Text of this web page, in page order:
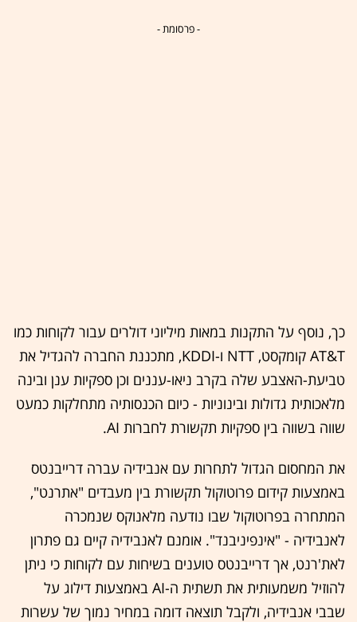
- פרסומת -
כך, נוסף על התקנות במאות מיליוני דולרים עבור לקוחות כמו
AT&T קומקסט, NTT ו-KDDI, מתכננת החברה להגדיל את
טביעת-האצבע שלה בקרב ניאו-עננים וכן ספקיות ענן ובינה
מלאכותית גדולות ובינוניות - כיום הכנסותיה מתחלקות כמעט
שווה בשווה בין ספקיות תקשורת לחברות AI.
את המחסום הגדול לתחרות עם אנבידיה עברה דרייבנטס
באמצעות קידום פרוטוקול תקשורת בין מעבדים "אתרנט",
המתחרה בפרוטוקול שבו נודעה מלאנוקס שנמכרה
לאנבידיה - "אינפיניבנד". אומנם לאנבידיה קיים גם פתרון
לאת'רנט, אך דרייבנטס טוענים בשיחות עם לקוחות כי ניתן
להוזיל משמעותית את תשתית ה-AI באמצעות דילוג על
שבבי אנבידיה, ולקבל תוצאה דומה במחיר נמוך של עשרות